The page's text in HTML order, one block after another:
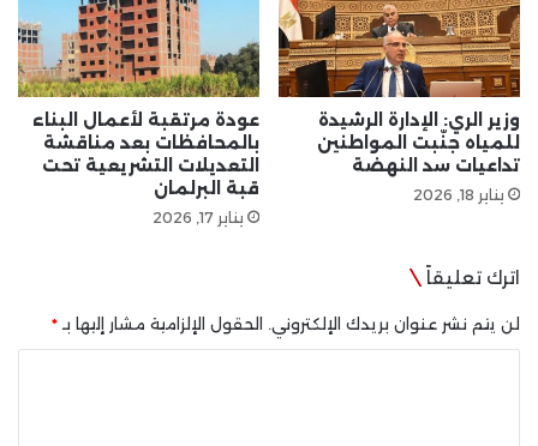
وزير الري: الإدارة الرشيدة
للمياه جنّبت المواطنين
تداعيات سد النهضة
يناير 18, 2026
عودة مرتقبة لأعمال البناء
بالمحافظات بعد مناقشة
التعديلات التشريعية تحت
قبة البرلمان
يناير 17, 2026
اترك تعليقاً
لن يتم نشر عنوان بريدك الإلكتروني. الحقول الإلزامية مشار إليها بـ*